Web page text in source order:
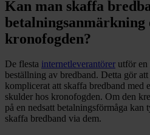
Kan man skaffa
betalningsanmärkning
kronofogden?
De flesta internetleverantörer utför
beställning av bredband. Detta gör
komplicerat att skaffa bredband med
skulder hos kronofogden. Om den
på en nedsatt betalningsförmåga kan
skaffa bredband via dem.